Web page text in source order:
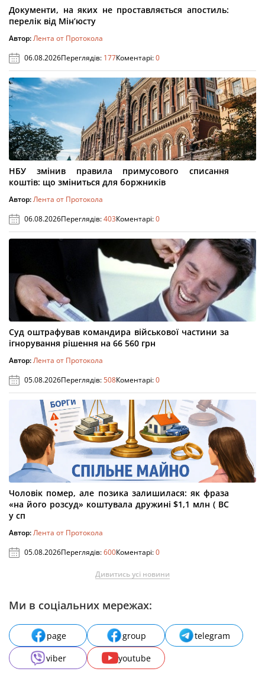
Документи, на яких не проставляється апостиль:
перелік від Мін’юсту
Автор:Лента от Протокола
06.08.2026Переглядів: 177Коментарі:0
НБУ змінив правила примусового списання
коштів: що зміниться для боржників
Автор:Лента от Протокола
06.08.2026Переглядів:403Коментарі:0
Суд оштрафував командира військової частини за
ігнорування рішення на 66 560 грн
Автор:Лента от Протокола
05.08.2026Переглядів:508Коментарі:0
Чоловік помер, але позика залишилася: як фраза
«на його розсуд» коштувала дружині $1,1 млн ( ВС
у сп
Автор:Лента от Протокола
05.08.2026Переглядів:600Коментарі:0
Дивитись усі новини
Ми в соціальних мережах:
page group
telegram
viber
youtube